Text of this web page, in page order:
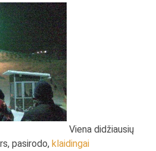
Viena didžiausių
pasirodo,klaidingai